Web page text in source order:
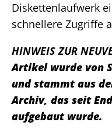
Diskettenlaufwerk
schnellere Zugriffe
HINWEIS ZUR
Artikel wurde von
und stammt aus
Archiv, das seit
aufgebaut wurde.